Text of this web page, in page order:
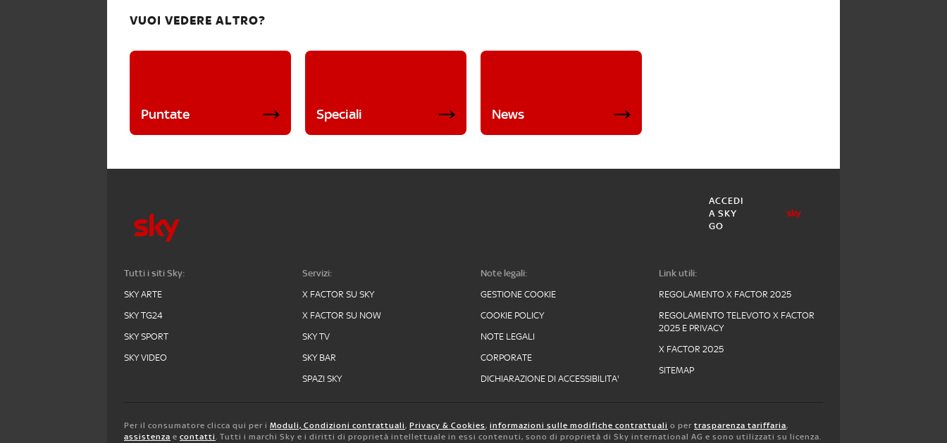
VUOI VEDERE ALTRO?
Puntate Speciali News
ACCEDI
A SKY
GO
Tutti i siti Sky:
SKY ARTE
SKY TG24
SKY SPORT
SKY VIDEO
Servizi:
X FACTOR SU SKY
X FACTOR SU NOW
SKY TV
SKY BAR
SPAZI SKY
Note legali:
GESTIONE COOKIE
COOKIE POLICY
NOTE LEGALI
CORPORATE
DICHIARAZIONE DI ACCESSIBILITA'
Link utili:
REGOLAMENTO X FACTOR 2025
REGOLAMENTO TELEVOTO X FACTOR
2025 E PRIVACY
X FACTOR 2025
SITEMAP
Per il consumatore clicca qui per i Moduli, Condizioni contrattuali, Privacy & Cookies, informazioni sulle modifiche contrattuali o per trasparenza tariffaria,
assistenza e contatti. Tutti i marchi Sky e i diritti di proprietà intellettuale in essi contenuti, sono di proprietà di Sky international AG e sono utilizzati su licenza.